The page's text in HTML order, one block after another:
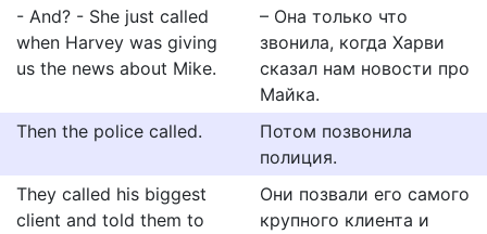
- And? - She just called
when Harvey was giving
us the news about Mike.
– Она только что
звонила, когда Харви
сказал нам новости про
Майка.
Then the police called.
Потом позвонила
полиция.
They called his biggest
client and told them to
Они позвали его самого
крупного клиента и